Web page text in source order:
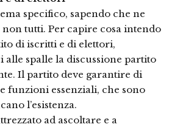
specifico, sapendo che ne
tutti. Per capire cosa intendo
di iscritti e di elettori,
spalle la discussione partito
Il partito deve garantire di
funzioni essenziali, che sono
l’esistenza.
ad ascoltare e a